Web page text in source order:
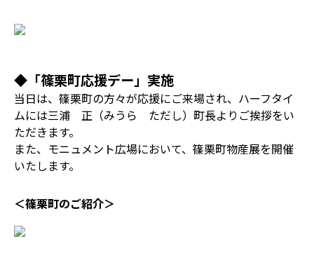
◆「篠栗町応援デー」実施
当日は、篠栗町の方々が応援にご来場され、ハーフタイ
ムには三浦 正（みうら ただし）町長よりご挨拶をい
ただきます。
また、モニュメント広場において、篠栗町物産展を開催
いたします。
＜篠栗町のご紹介＞